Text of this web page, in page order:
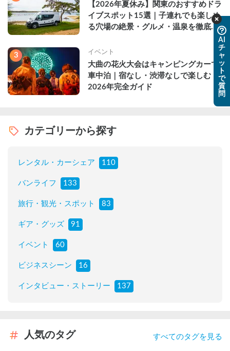
【2026年夏休み】関東のおすすめドラ
イブスポット15選｜子連れでも楽しめ
る穴場の絶景・グルメ・温泉を徹底解
3 イベント
大曲の花火大会はキャンピングカーで
車中泊｜宿なし・渋滞なしで楽しむ
2026年完全ガイド
カテゴリーから探す
レンタル・カーシェア 110
バンライフ 133
旅行・観光・スポット 83
ギア・グッズ 91
イベント 60
ビジネスシーン 16
インタビュー・ストーリー 137
人気のタグ すべてのタグを見る
AI
チ
ャ
ッ
ト
で
質
問